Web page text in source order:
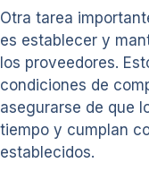
Otra tarea
es establecer y
los proveedores.
condiciones de
asegurarse de que
tiempo y cumplan
establecidos.